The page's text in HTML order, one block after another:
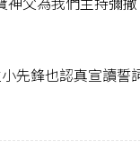
先鋒也認真宣讀